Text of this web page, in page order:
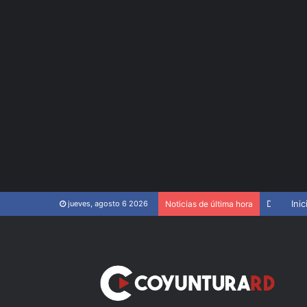
jueves, agosto 6 2026 Noticias de última hora